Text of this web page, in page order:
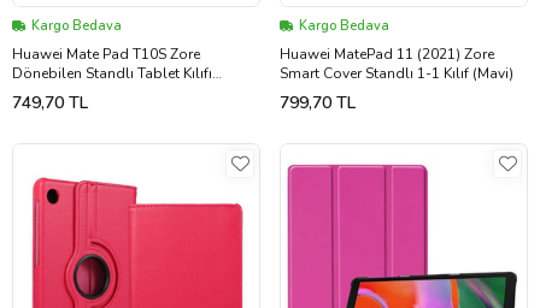
Kargo Bedava
Huawei Mate Pad T10S Zore
Dönebilen Standlı Tablet Kılıfı
(Lacivert)
749,70 TL
Kargo Bedava
Huawei MatePad 11 (2021) Zore
Smart Cover Standlı 1-1 Kılıf (Mavi)
799,70 TL